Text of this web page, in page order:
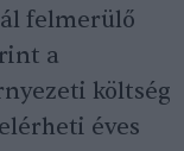
felmerülő
a
költség
éves